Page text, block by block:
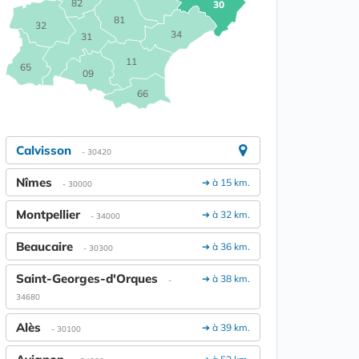
09
11
30
31
32
34
65
66
81
82
Calvisson - 30420
➔ à 15 km.
Nîmes - 30000
➔ à 32 km.
Montpellier - 34000
➔ à 36 km.
Beaucaire - 30300
➔ à 38 km.
Saint-Georges-d'Orques
-
34680
➔ à 39 km.
Alès - 30100